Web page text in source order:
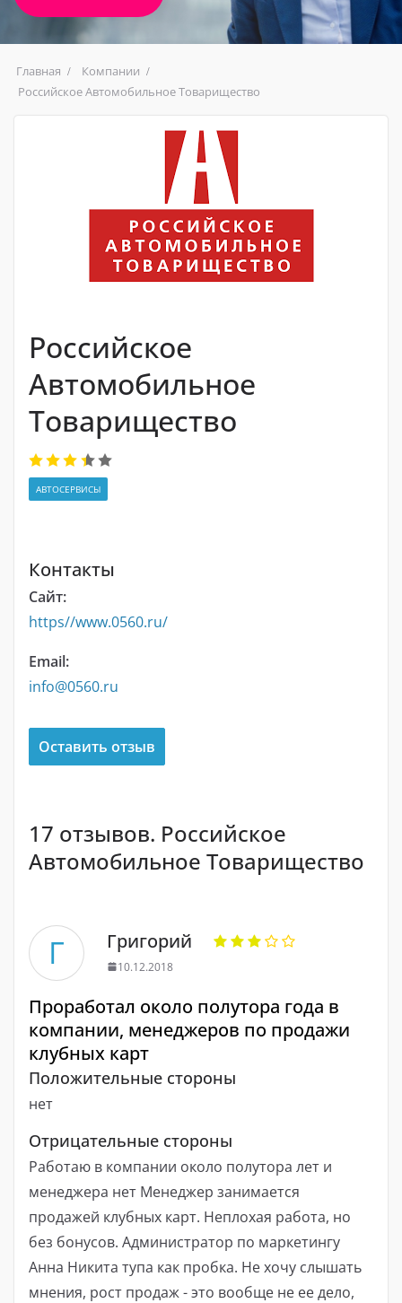
Главная
Компании
Российское Автомобильное Товарищество
Российское
Автомобильное
Товарищество
АВТОСЕРВИСЫ
Контакты
Сайт:
https//www.0560.ru/
Email:
info@0560.ru
Оставить отзыв
17 отзывов. Российское
Автомобильное Товарищество
Г Григорий
10.12.2018
Проработал около полутора года в
компании, менеджеров по продажи
клубных карт
Положительные стороны
нет
Отрицательные стороны
Работаю в компании около полутора лет и
менеджера нет Менеджер занимается
продажей клубных карт. Неплохая работа, но
без бонусов. Администратор по маркетингу
Анна Никита тупа как пробка. Не хочу слышать
мнения, рост продаж - это вообще не ее дело,